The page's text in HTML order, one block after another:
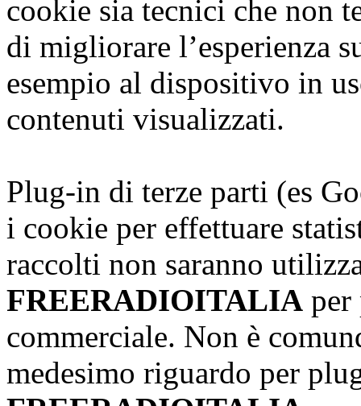
cookie sia tecnici che non
di migliorare l’esperienza
esempio al dispositivo in
contenuti visualizzati.
Plug-in di terze parti (es
i cookie per effettuare
raccolti non saranno
FREERADIOITALIA per
commerciale. Non è
medesimo riguardo per